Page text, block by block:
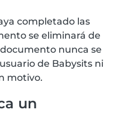
completado las
se eliminará de
nunca se
de Babysits ni
motivo.
un